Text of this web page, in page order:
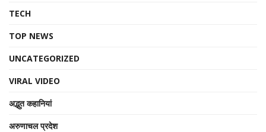
TECH
TOP NEWS
UNCATEGORIZED
VIRAL VIDEO
अद्भुत कहानियां
अरुणाचल प्रदेश